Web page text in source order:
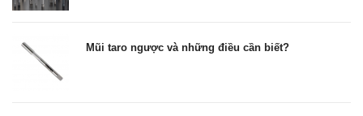
Mũi taro ngược và những điều cần biết?